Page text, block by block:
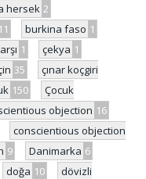
hersek 2
11 burkina faso 1
1 çekya 1
35
çınar koçgiri
150
Çocuk
objection 16
conscientious objection
9 Danimarka 6
doğa 10
dövizli